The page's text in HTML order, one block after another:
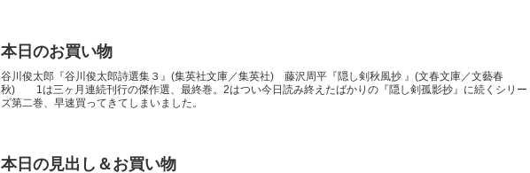
本日のお買い物
谷川俊太郎『谷川俊太郎詩選集３』(集英社文庫／集英社) 藤沢周平『隠し剣秋風抄 』(文春文庫／文藝春
秋) 1は三ヶ月連続刊行の傑作選、最終巻。2はつい今日読み終えたばかりの『隠し剣孤影抄』に続くシリー
ズ第二巻、早速買ってきてしまいました。
本日の見出し＆お買い物